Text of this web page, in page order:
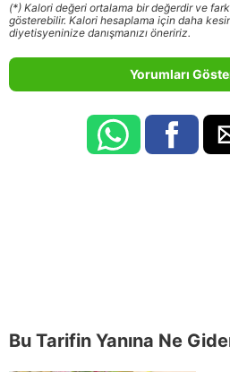
(*) Kalori değeri ortalama bir değerdir ve
gösterebilir. Kalori hesaplama için daha
diyetisyeninize danışmanızı öneririz.
Yorumları
Bu Tarifin Yanına Ne